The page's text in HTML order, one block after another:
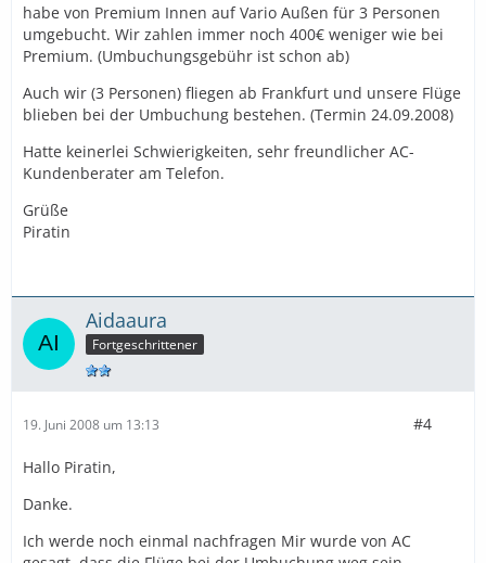
habe von Premium Innen auf Vario Außen für 3 Personen
umgebucht. Wir zahlen immer noch 400€ weniger wie bei
Premium. (Umbuchungsgebühr ist schon ab)
Auch wir (3 Personen) fliegen ab Frankfurt und unsere Flüge
blieben bei der Umbuchung bestehen. (Termin 24.09.2008)
Hatte keinerlei Schwierigkeiten, sehr freundlicher AC-
Kundenberater am Telefon.
Grüße
Piratin
Aidaaura
Fortgeschrittener
19. Juni 2008 um 13:13 #4
Hallo Piratin,
Danke.
Ich werde noch einmal nachfragen Mir wurde von AC